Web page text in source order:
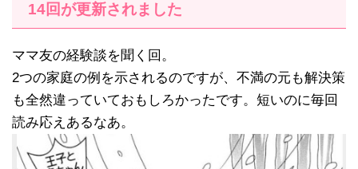
14回が更新されました
ママ友の経験談を聞く回。
2つの家庭の例を示されるのですが、不満の元も解決策
も全然違っていておもしろかったです。短いのに毎回
読み応えあるなあ。